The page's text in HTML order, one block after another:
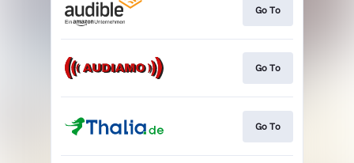
Go To
Go To
Go To